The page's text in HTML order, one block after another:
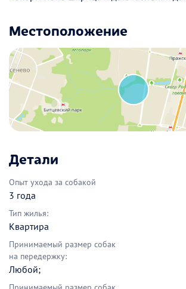
Местоположение
Детали
Опыт ухода за собакой
3 года
Тип жилья:
Квартира
Принимаемый размер собак
на передержку:
Любой;